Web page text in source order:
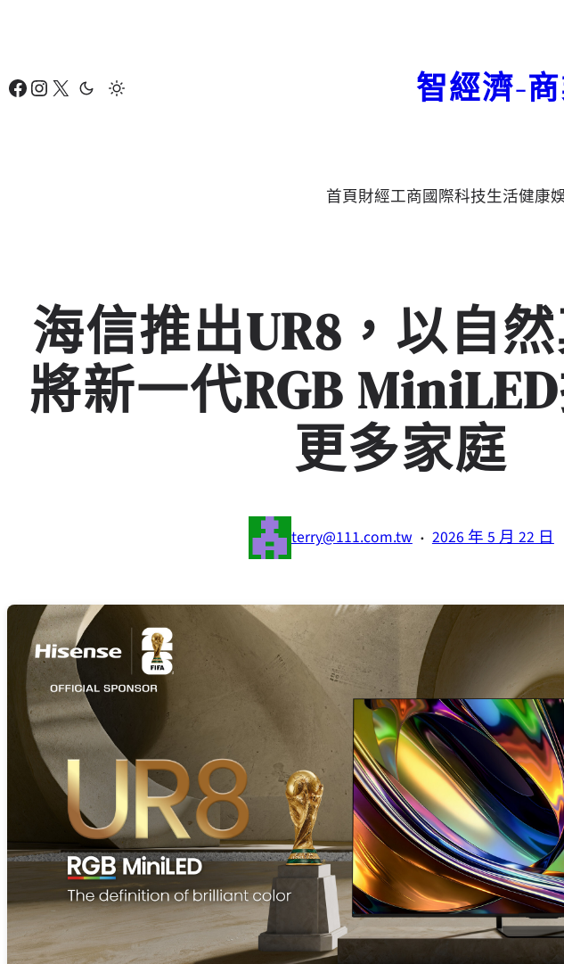
要
Facebook Instagram X 智經濟-
首頁財經工商國際科技生活健康
海信推出UR8，以自
將新一代RGB
更多家庭
terry@111.com.tw · 2026 年 5 月 22 日